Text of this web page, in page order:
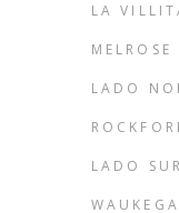
LA
LADO
LADO